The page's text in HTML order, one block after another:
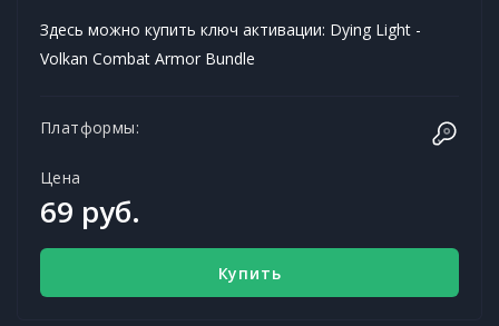
Здесь можно купить ключ активации: Dying Light -
Volkan Combat Armor Bundle
Платформы:
Цена
69 руб.
Купить